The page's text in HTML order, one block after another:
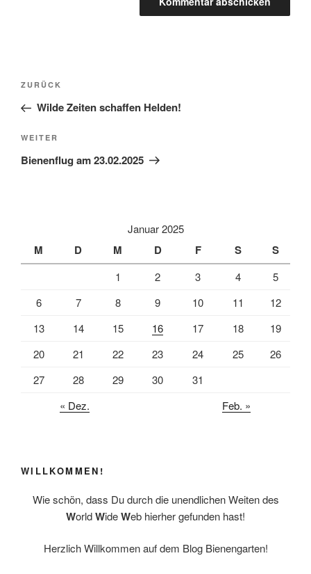
e
r
a
t
Beitragsnavigation
Vorheriger
Beitrag
ZURÜCK
Wilde Zeiten schaffen Helden!
Nächster
Beitrag
WEITER
Bienenflug am 23.02.2025
Januar 2025
M D M D F S S
1 2 3 4
5
6
7 8 9 10 11
12
13
14 15 16 17 18
19
20
21 22 23 24 25
26
27
28 29 30
31
« Dez.
Feb. »
WILLKOMMEN!
Wie schön, dass Du durch die unendlichen Weiten des
WorldWideWeb hierher gefunden hast!
Herzlich Willkommen auf dem Blog Bienengarten!